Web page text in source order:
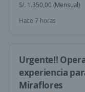
S/. 1.350,00 (Mensual)
Hace 7 horas
Urgente!!
experiencia
Miraflores